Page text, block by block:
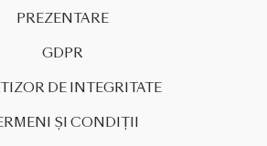
PREZENTARE
GDPR
DE INTEGRITATE
ȘI CONDIȚII